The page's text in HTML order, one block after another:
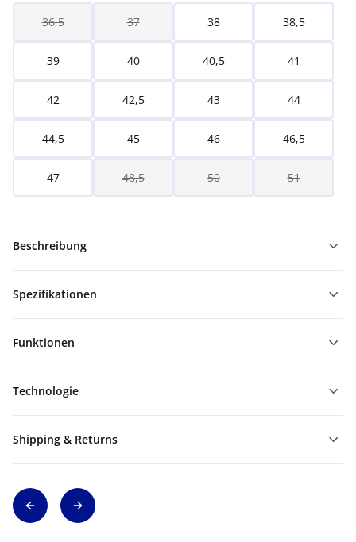
36,5 37 38 38,5
39 40 40,5 41
42 42,5 43 44
44,5 45 46 46,5
47 48,5 50 51
Beschreibung
Spezifikationen
Funktionen
Technologie
Shipping & Returns